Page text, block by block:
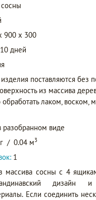
900 x 300
дней
поставляются без
из массива
лаком, воском,
разобранном виде
/ 0.04 м3
1
массива сосны с 4
дизайн и
Если соединить